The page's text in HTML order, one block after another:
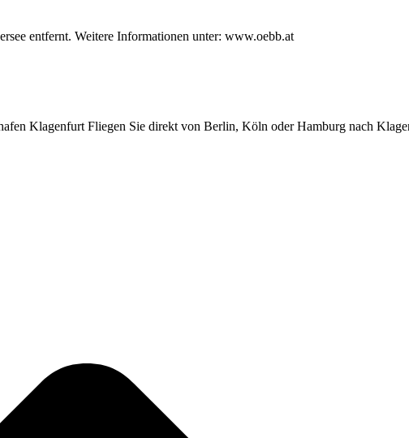
entfernt. Weitere Informationen unter: www.oebb.at
Klagenfurt Fliegen Sie direkt von Berlin, Köln oder Hamburg nach